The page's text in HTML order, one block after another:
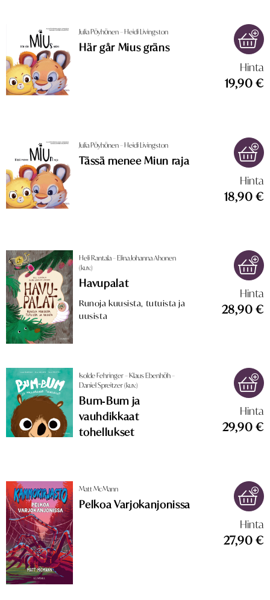
Hinta
19,90 €
Julia Pöyhönen – Heidi Livingston
Här går Mius gräns
Hinta
18,90 €
Julia Pöyhönen – Heidi Livingston
Tässä menee Miun raja
Hinta
28,90 €
Heli Rantala – Elina Johanna Ahonen
(kuv.)
Havupalat
Runoja kuusista, tutuista ja
uusista
Hinta
29,90 €
Isolde Fehringer – Klaus Ebenhöh –
Daniel Spreitzer (kuv.)
Bum‑Bum ja
vauhdikkaat
tohellukset
Hinta
27,90 €
Matt McMann
Pelkoa Varjokanjonissa